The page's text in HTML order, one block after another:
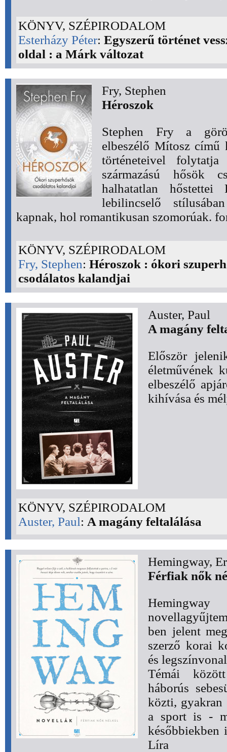
KÖNYV, SZÉPIRODALOM
Esterházy Péter: Egyszerű történet
oldal : a Márk változat
Fry, Stephen
Héroszok
Stephen Fry a
elbeszélő Mítosz című
történeteivel
származású hősök
halhatatlan
lebilincselő
kapnak, hol romantikusan szomorúak.
KÖNYV, SZÉPIRODALOM
Fry, Stephen: Héroszok : ókori
csodálatos kalandjai
Auster, Paul
A magány
Először
életművének
elbeszélő
kihívása és
KÖNYV, SZÉPIRODALOM
Auster, Paul: A magány feltalálása
Hemingway,
Férfiak nők
ben jelent
szerző korai
és
Témái
háborús
közti, gyakran
a sport is -
későbbiekben
Líra